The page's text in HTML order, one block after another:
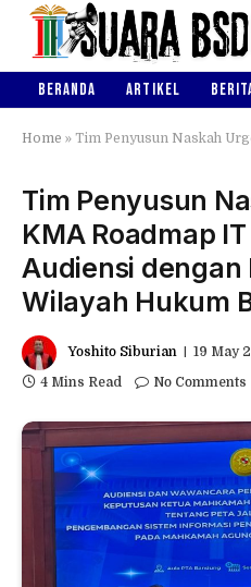
BERANDA ARTIKEL
Home » Tim Penyusun Naskah Urgensi SK KMA Roadmap IT
Tim Penyusun
KMA Roadmap
Audiensi dengan
Wilayah Hukum
Yoshito Siburian
19 May
4 Mins Read
No Comments